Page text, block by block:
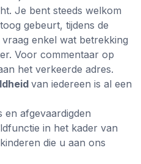
Je bent steeds welkom
gebeurt, tijdens de
enkel wat betrekking
Voor commentaar op
het verkeerde adres.
van iedereen is al een
en afgevaardigden
in het kader van
die u aan ons